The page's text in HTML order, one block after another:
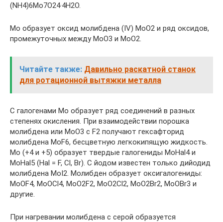
(NH4)6Mo7O24·4H2O.
Mo образует оксид молибдена (IV) MoO2 и ряд оксидов,
промежуточных между MoO3 и MoO2.
Читайте также: Давильно раскатной станок
для ротационной вытяжки металла
С галогенами Mo образует ряд соединений в разных
степенях окисления. При взаимодействии порошка
молибдена или MoO3 с F2 получают гексафторид
молибдена MoF6, бесцветную легкокипящую жидкость.
Mo (+4 и +5) образует твердые галогениды MoHal4 и
MoHal5 (Hal = F, Cl, Br). С йодом известен только дийодид
молибдена MoI2. Молибден образует оксигалогениды:
MoOF4, MoOCl4, MoO2F2, MoO2Cl2, MoO2Br2, MoOBr3 и
другие.
При нагревании молибдена с серой образуется